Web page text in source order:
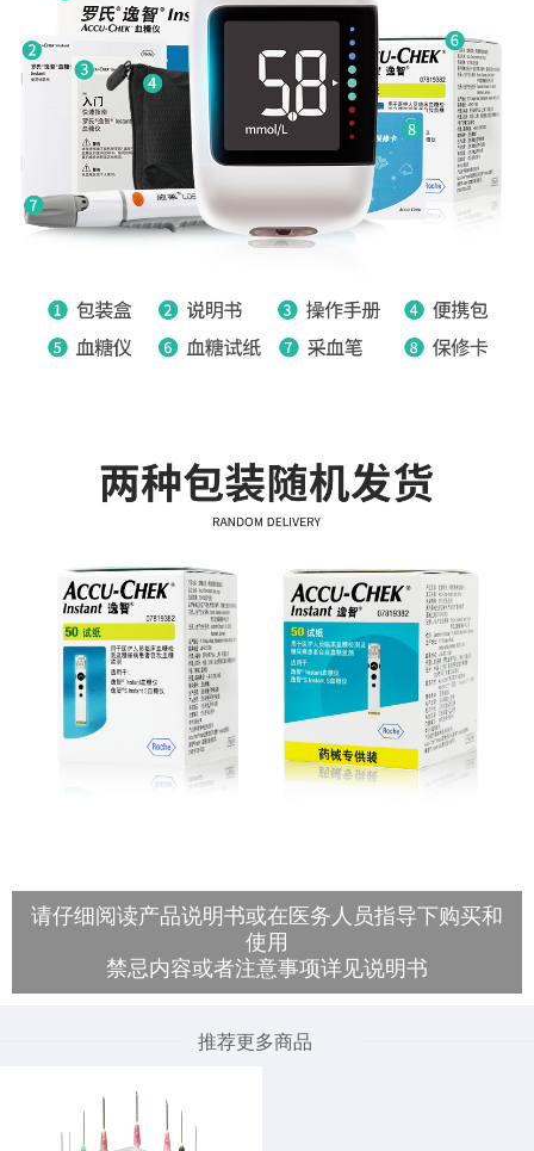
请仔细阅读产品说明书或在医务人员指导下购买和
使用
禁忌内容或者注意事项详见说明书
推荐更多商品